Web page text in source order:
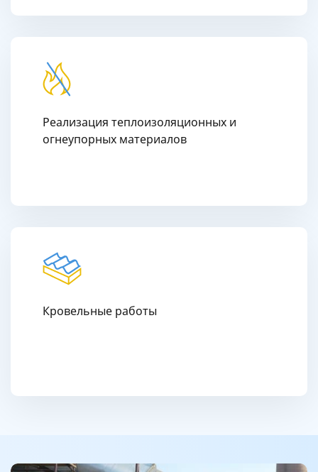
Реализация теплоизоляционных и
огнеупорных материалов
Кровельные работы